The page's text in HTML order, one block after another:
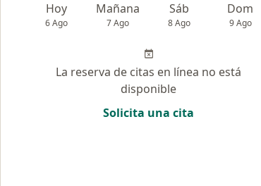
Hoy
6 Ago
Mañana
7 Ago
Sáb
8 Ago
Dom
9 Ago
La reserva de citas en línea no está
disponible
Solicita una cita